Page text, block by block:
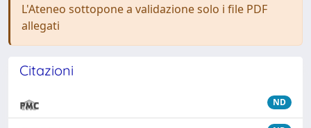
L'Ateneo sottopone a validazione solo i file PDF
allegati
Citazioni
ND